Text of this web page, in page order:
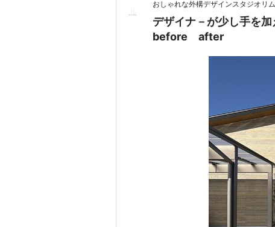
おしゃれな外構デザインスタジオリ
デザイナ－が少し手を
before after